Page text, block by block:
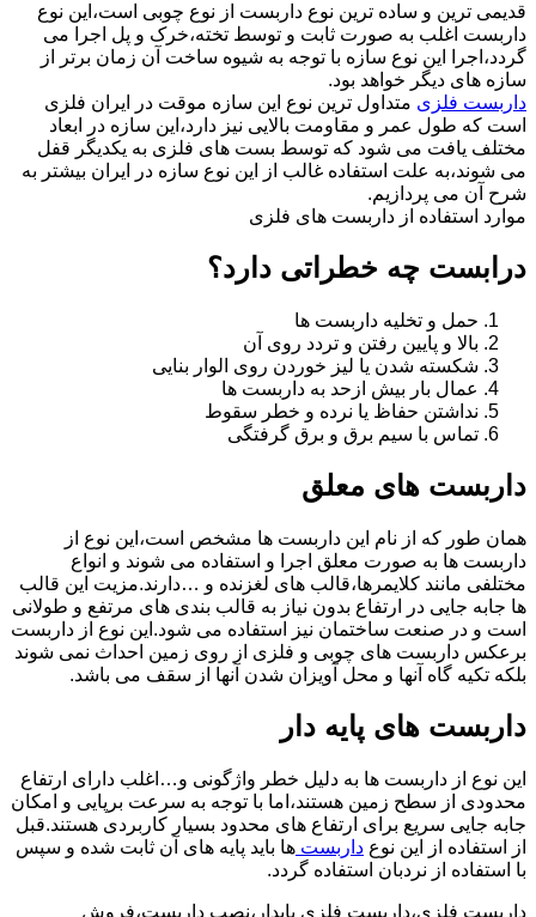
قدیمی ترین و ساده ترین نوع داربست از نوع چوبی است،این نوع
داربست اغلب به صورت ثابت و توسط تخته،خرک و پل اجرا می
گردد،اجرا این نوع سازه با توجه به شیوه ساخت آن زمان برتر از
سازه های دیگر خواهد بود.
داربست فلزی متداول ترین نوع این سازه موقت در ایران فلزی
است که طول عمر و مقاومت بالایی نیز دارد،این سازه در ابعاد
مختلف یافت می شود که توسط بست های فلزی به یکدیگر قفل
می شوند،به علت استفاده غالب از این نوع سازه در ایران بیشتر به
شرح آن می پردازیم.
موارد استفاده از داربست های فلزی
درابست چه خطراتی دارد؟
حمل و تخلیه داربست ها
بالا و پایین رفتن و تردد روی آن
شکسته شدن یا لیز خوردن روی الوار بنایی
عمال بار بیش ازحد به داربست ها
نداشتن حفاظ یا نرده و خطر سقوط
تماس با سیم برق و برق گرفتگی
داربست های معلق
همان طور که از نام این داربست ها مشخص است،این نوع از
داربست ها به صورت معلق اجرا و استفاده می شوند و انواع
مختلفی مانند کلایمرها،قالب های لغزنده و …دارند.مزیت این قالب
ها جابه جایی در ارتفاع بدون نیاز به قالب بندی های مرتفع و طولانی
است و در صنعت ساختمان نیز استفاده می شود.این نوع از داربست
برعکس داربست های چوبی و فلزی از روی زمین احداث نمی شوند
بلکه تکیه گاه آنها و محل آویزان شدن آنها از سقف می باشد.
داربست های پایه دار
این نوع از داربست ها به دلیل خطر واژگونی و…اغلب دارای ارتفاع
محدودی از سطح زمین هستند،اما با توجه به سرعت برپایی و امکان
جابه جایی سریع برای ارتفاع های محدود بسیار کاربردی هستند.قبل
از استفاده از این نوع داربست ها باید پایه های آن ثابت شده و سپس
با استفاده از نردبان استفاده گردد.
داربست فلزی،داربست فلزی پایدار،نصب داربست،فروش